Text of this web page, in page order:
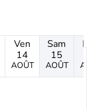
Ven
14
AOÛT
Sam
15
AOÛT